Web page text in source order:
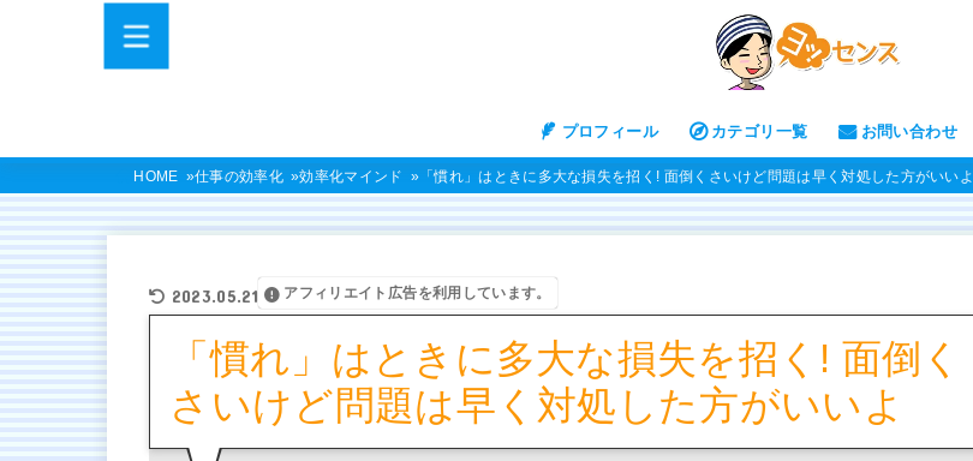
プロフィール カテゴリ一覧 お問い合わせ
HOME 仕事の効率化 効率化マインド 「慣れ」はときに多大な損失を招く! 面倒くさいけど問題は早く対処した方がいいよ
2023.05.21 アフィリエイト広告を利用しています。
「慣れ」はときに多大な損失を招く! 面倒く
さいけど問題は早く対処した方がいいよ